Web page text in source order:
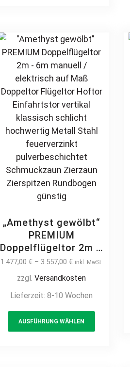
feuerverzinkt
pulverbeschichtet
Schmuckzaun
Zierzaun Zierspitzen
Rundbogen günstig
options
chosen
product
„Amethyst gewölbt“
PREMIUM
Doppelflügeltor 2m –
6m manuell /
elektrisch auf Maß
Doppeltor Flügeltor
Hoftor Einfahrtstor
vertikal klassisch
schlicht hochwertig
1.477,00 €– 3.557,00 € inkl. MwSt.
zzgl.Versandkosten
Lieferzeit:8-10 Wochen
AUSFÜHRUNG WÄHLEN
This